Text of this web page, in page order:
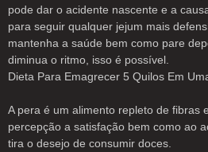
pode dar o acidente nascente e a
para seguir qualquer jejum mais
mantenha a saúde bem como pare
diminua o ritmo, isso é possível.
Dieta Para Emagrecer 5 Quilos Em
A pera é um alimento repleto de fibras
percepção a satisfação bem como ao
tira o desejo de consumir doces.